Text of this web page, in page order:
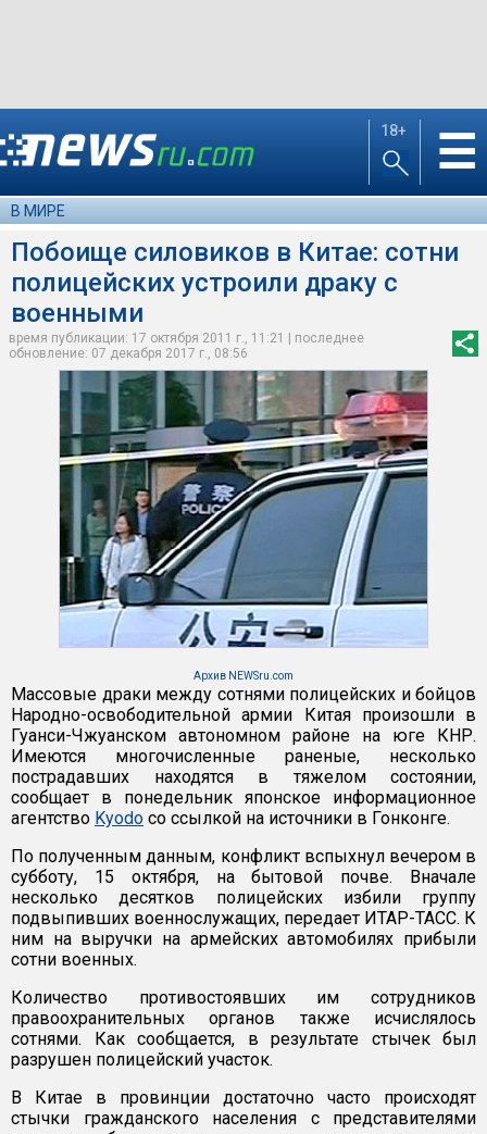
18+ ☰
В МИРЕ
Побоище силовиков в Китае: сотни
полицейских устроили драку с
военными
время публикации: 17 октября 2011 г., 11:21 | последнее
обновление: 07 декабря 2017 г., 08:56
Архив NEWSru.com
Массовые драки между сотнями полицейских и бойцов
Народно-освободительной армии Китая произошли в
Гуанси-Чжуанском автономном районе на юге КНР.
Имеются многочисленные раненые, несколько
пострадавших находятся в тяжелом состоянии,
сообщает в понедельник японское информационное
агентство Kyodo со ссылкой на источники в Гонконге.
По полученным данным, конфликт вспыхнул вечером в
субботу, 15 октября, на бытовой почве. Вначале
несколько десятков полицейских избили группу
подвыпивших военнослужащих, передает ИТАР-ТАСС. К
ним на выручки на армейских автомобилях прибыли
сотни военных.
Количество противостоявших им сотрудников
правоохранительных органов также исчислялось
сотнями. Как сообщается, в результате стычек был
разрушен полицейский участок.
В Китае в провинции достаточно часто происходят
стычки гражданского населения с представителями